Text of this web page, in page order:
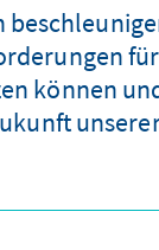
können